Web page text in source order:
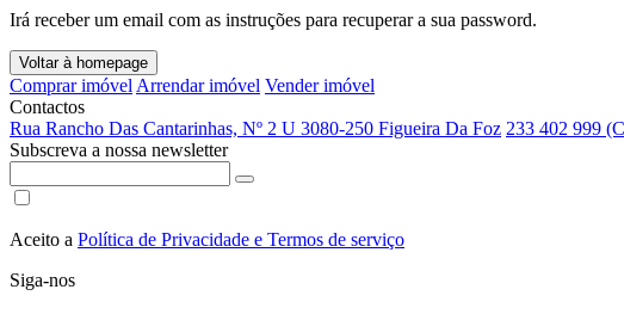
Irá receber um email com as instruções para recuperar a sua password.
Voltar à homepage
Comprar imóvel Arrendar imóvel Vender imóvel
Contactos
Rua Rancho Das Cantarinhas, Nº 2 U 3080-250 Figueira Da Foz 233 402 999
Subscreva a nossa newsletter
Aceito a Política de Privacidade e Termos de serviço
Siga-nos